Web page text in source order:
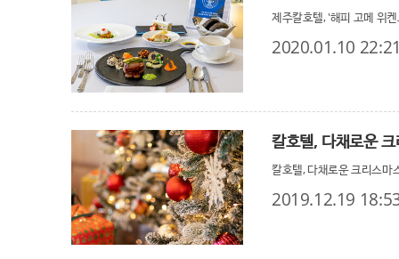
제주칼호텔, '해피 고메 위
2020.01.10
칼호텔, 다채로운
칼호텔, 다채로운 크리스마
2019.12.19